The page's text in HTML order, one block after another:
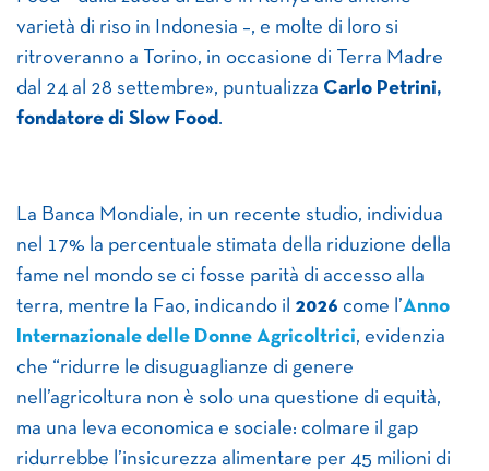
varietà di riso in Indonesia –, e molte di loro si
ritroveranno a Torino, in occasione di Terra Madre
dal 24 al 28 settembre», puntualizza Carlo Petrini,
fondatore di Slow Food .
La Banca Mondiale, in un recente studio, individua
nel 17% la percentuale stimata della riduzione della
fame nel mondo se ci fosse parità di accesso alla
terra, mentre la Fao, indicando il 2026 come l’Anno
Internazionale delle Donne Agricoltrici, evidenzia
che “ridurre le disuguaglianze di genere
nell’agricoltura non è solo una questione di equità,
ma una leva economica e sociale: colmare il gap
ridurrebbe l’insicurezza alimentare per 45 milioni di